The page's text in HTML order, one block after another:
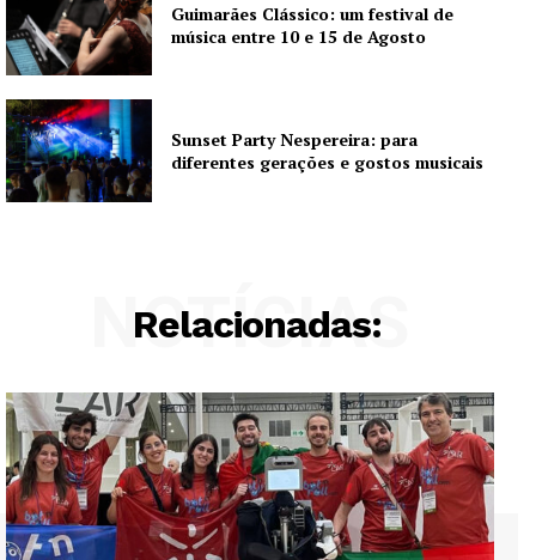
Guimarães Clássico: um festival de
música entre 10 e 15 de Agosto
Sunset Party Nespereira: para
diferentes gerações e gostos musicais
Relacionadas:
NOTÍCIAS